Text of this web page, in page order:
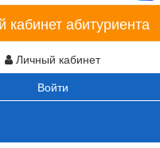
кабинет абитуриента
Личный кабинет
Войти